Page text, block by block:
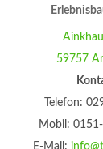
59757
Telefon:
Mobil:
E-Mail: